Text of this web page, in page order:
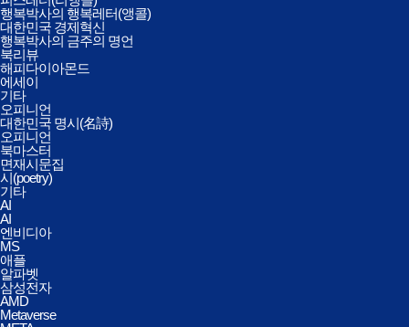
행복박사의 행복레터(앵콜)
대한민국 경제혁신
행복박사의 금주의 명언
북리뷰
해피다이아몬드
에세이
기타
오피니언
대한민국 명시(名詩)
오피니언
북마스터
면재시문집
시(poetry)
기타
AI
AI
엔비디아
MS
애플
알파벳
삼성전자
AMD
Metaverse